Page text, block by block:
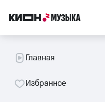
Главная
Избранное